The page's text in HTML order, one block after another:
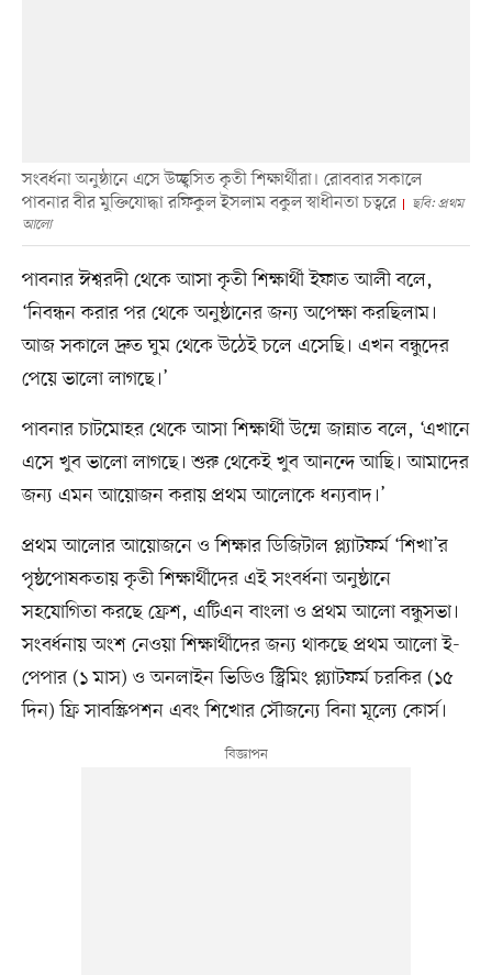
সংবর্ধনা অনুষ্ঠানে এসে উচ্ছ্বসিত কৃতী শিক্ষার্থীরা। রোববার সকালে
পাবনার বীর মুক্তিযোদ্ধা রফিকুল ইসলাম বকুল স্বাধীনতা চত্বরে
ছবি: প্রথম
আলো
পাবনার ঈশ্বরদী থেকে আসা কৃতী শিক্ষার্থী ইফাত আলী বলে,
‘নিবন্ধন করার পর থেকে অনুষ্ঠানের জন্য অপেক্ষা করছিলাম।
আজ সকালে দ্রুত ঘুম থেকে উঠেই চলে এসেছি। এখন বন্ধুদের
পেয়ে ভালো লাগছে।’
পাবনার চাটমোহর থেকে আসা শিক্ষার্থী উম্মে জান্নাত বলে, ‘এখানে
এসে খুব ভালো লাগছে। শুরু থেকেই খুব আনন্দে আছি। আমাদের
জন্য এমন আয়োজন করায় প্রথম আলোকে ধন্যবাদ।’
প্রথম আলোর আয়োজনে ও শিক্ষার ডিজিটাল প্ল্যাটফর্ম ‘শিখা’র
পৃষ্ঠপোষকতায় কৃতী শিক্ষার্থীদের এই সংবর্ধনা অনুষ্ঠানে
সহযোগিতা করছে ফ্রেশ, এটিএন বাংলা ও প্রথম আলো বন্ধুসভা।
সংবর্ধনায় অংশ নেওয়া শিক্ষার্থীদের জন্য থাকছে প্রথম আলো ই-
পেপার (১ মাস) ও অনলাইন ভিডিও স্ট্রিমিং প্ল্যাটফর্ম চরকির (১৫
দিন) ফ্রি সাবস্ক্রিপশন এবং শিখোর সৌজন্যে বিনা মূল্যে কোর্স।